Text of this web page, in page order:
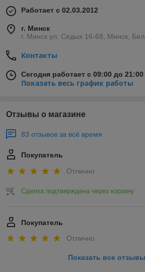
Работает с 02.03.2012
г. Минск
г. Минск ул. Седых 16-68, Минск,
Контакты
Сегодня работает с 09:00 до 21:00
Показать весь график работы
Отзывы о магазине
83 отзывов за всё время
Покупатель
Отлично
Сделка подтверждена через корзину
Покупатель
Отлично
Показать все отзывы